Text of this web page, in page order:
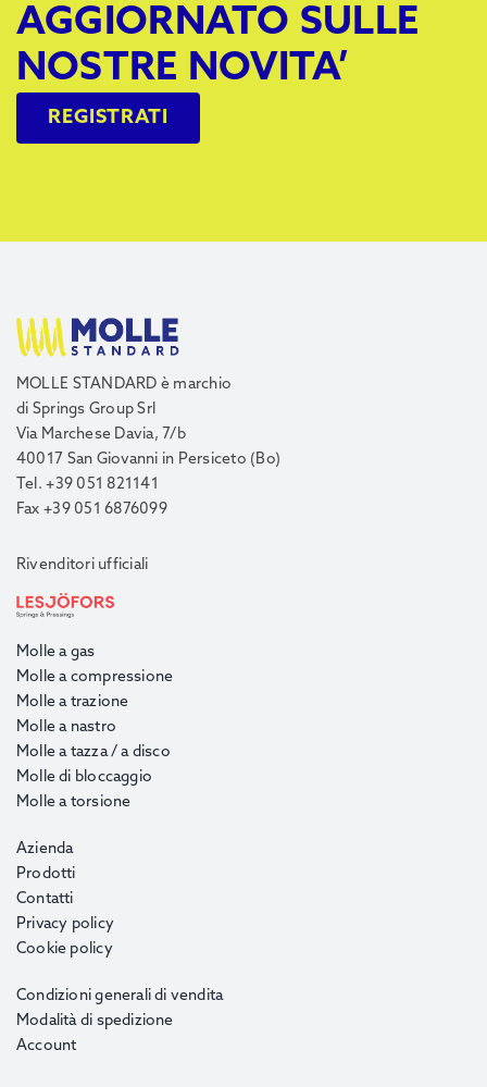
AGGIORNATO SULLE
NOSTRE NOVITA’
REGISTRATI
MOLLE STANDARD è marchio
di Springs Group Srl
Via Marchese Davia, 7/b
40017 San Giovanni in Persiceto (Bo)
Tel. +39 051 821141
Fax +39 051 6876099
Rivenditori ufficiali
Molle a gas
Molle a compressione
Molle a trazione
Molle a nastro
Molle a tazza / a disco
Molle di bloccaggio
Molle a torsione
Azienda
Prodotti
Contatti
Privacy policy
Cookie policy
Condizioni generali di vendita
Modalità di spedizione
Account